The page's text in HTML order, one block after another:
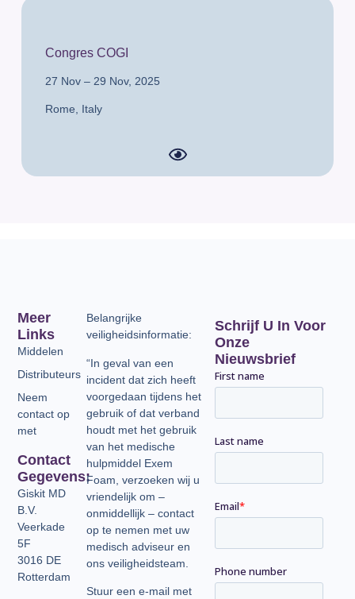
Congres COGI
27 Nov – 29 Nov, 2025
Rome, Italy
Meer
Links
Middelen
Distributeurs
Neem
contact op
met
Contact
Gegevens:
Giskit MD
B.V.
Veerkade
5F
3016 DE
Rotterdam
Belangrijke
veiligheidsinformatie:
“In geval van een
incident dat zich heeft
voorgedaan tijdens het
gebruik of dat verband
houdt met het gebruik
van het medische
hulpmiddel Exem
Foam, verzoeken wij u
vriendelijk om –
onmiddellijk – contact
op te nemen met uw
medisch adviseur en
ons veiligheidsteam.
Stuur een e-mail met
Schrijf U In Voor
Onze
Nieuwsbrief